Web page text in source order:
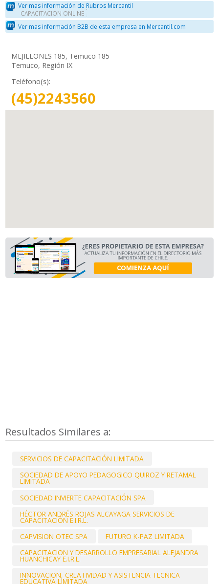
Ver mas información de Rubros Mercantil
CAPACITACION ONLINE
Ver mas información B2B de esta empresa en Mercantil.com
MEJILLONES 185, Temuco 185
Temuco, Región IX
Teléfono(s):
(45)2243560
Resultados Similares a:
SERVICIOS DE CAPACITACIÓN LIMITADA
SOCIEDAD DE APOYO PEDAGOGICO QUIROZ Y RETAMAL
LIMITADA
SOCIEDAD INVIERTE CAPACITACIÓN SPA
HÉCTOR ANDRÉS ROJAS ALCAYAGA SERVICIOS DE
CAPACITACIÓN E.I.R.L.
CAPVISION OTEC SPA
FUTURO K-PAZ LIMITADA
CAPACITACION Y DESARROLLO EMPRESARIAL ALEJANDRA
HUANCHICAY E.I.R.L.
INNOVACION, CREATIVIDAD Y ASISTENCIA TECNICA
EDUCATIVA LIMITADA